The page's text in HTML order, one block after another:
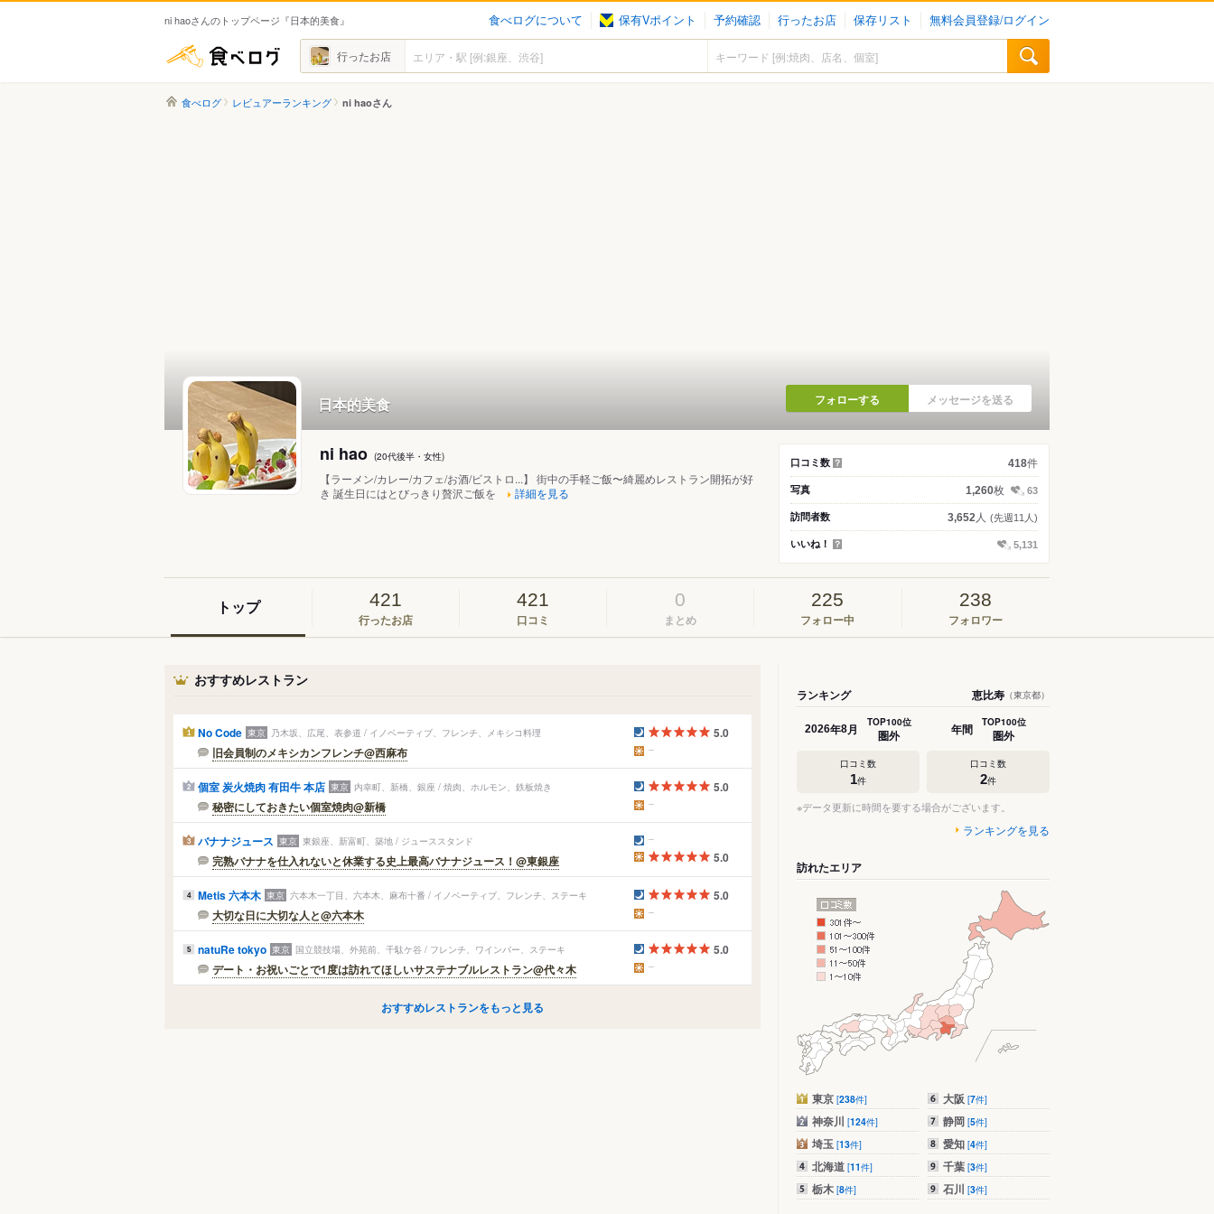
ni haoさんのトップページ『日本的美食』 食べログについて 保有Vポイント 予約確認 行ったお店 保存リスト 無料会員登録/ログイン
食べログ 行ったお店
食べログ レビュアーランキング ni haoさん
日本的美食 フォローする メッセージを送る
ni hao (20代後半・女性)
【ラーメン/カレー/カフェ/お酒/ビストロ...】 街中の手軽ご飯〜綺麗めレストラン開拓が好
き 誕生日にはとびっきり贅沢ご飯を
詳細を見る
口コミ数 ？ 418件
写真 1,260枚 63
訪問者数 3,652 人 (先週11人)
いいね！ ？ 5,131
トップ 421
行ったお店
421
口コミ
0
まとめ
225
フォロー中
238
フォロワー
おすすめレストラン
1 No Code 東京 乃木坂、広尾、表参道 / イノベーティブ、フレンチ、メキシコ料理
旧会員制のメキシカンフレンチ@西麻布
5.0
2 個室 炭火焼肉 有田牛 本店 東京 内幸町、新橋、銀座 / 焼肉、ホルモン、鉄板焼き
秘密にしておきたい個室焼肉@新橋
5.0
3 バナナジュース 東京 東銀座、新富町、築地 / ジューススタンド
完熟バナナを仕入れないと休業する史上最高バナナジュース！@東銀座 5.0
4 Metis 六本木 東京 六本木一丁目、六本木、麻布十番 / イノベーティブ、フレンチ、ステーキ
大切な日に大切な人と@六本木
5.0
5 natuRe tokyo 東京 国立競技場、外苑前、千駄ケ谷 / フレンチ、ワインバー、ステーキ
デート・お祝いごとで1度は訪れてほしいサステナブルレストラン@代々木
5.0
おすすめレストランをもっと見る
ランキング 恵比寿 （東京都）
2026年8月 TOP100位
圏外
口コミ数
1件
年間 TOP100位
圏外
口コミ数
2件
※データ更新に時間を要する場合がございます。
ランキングを見る
訪れたエリア
東京 [238件]
神奈川 [124件]
埼玉 [13件]
北海道 [11件]
栃木 [8件]
大阪 [7件]
静岡 [5件]
愛知 [4件]
千葉 [3件]
石川 [3件]